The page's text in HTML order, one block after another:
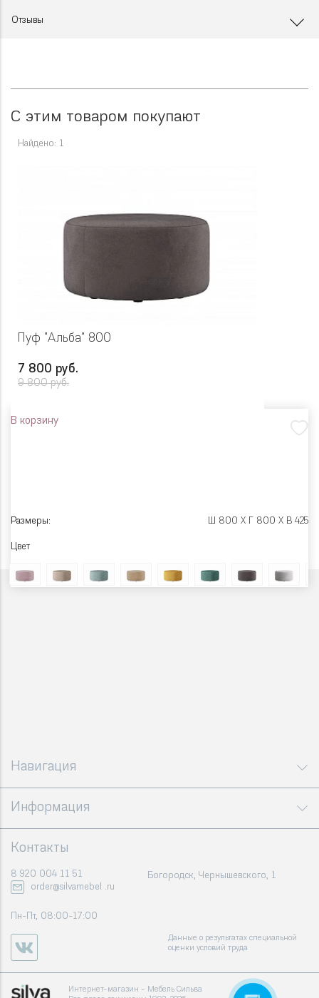
Отзывы
С этим товаром покупают
Найдено: 1
Пуф "Альба" 800
7 800 руб.
9 800 руб.
В корзину
Размеры: Ш 800 X Г 800 X В 425
Цвет
Навигация
Информация
Контакты
8 920 004 11 51
order@silvamebel .ru
Пн-Пт, 08:00-17:00
Богородск, Чернышевского, 1
Данные о результатах специальной
оценки условий труда
Интернет-магазин - Мебель Сильва